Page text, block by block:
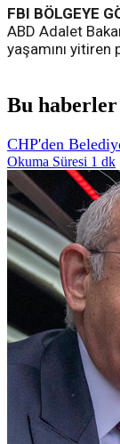
FBI BÖLGEYE
ABD Adalet
yaşamını yitiren
Bu
CHP'den
Okuma Süresi 1 dk